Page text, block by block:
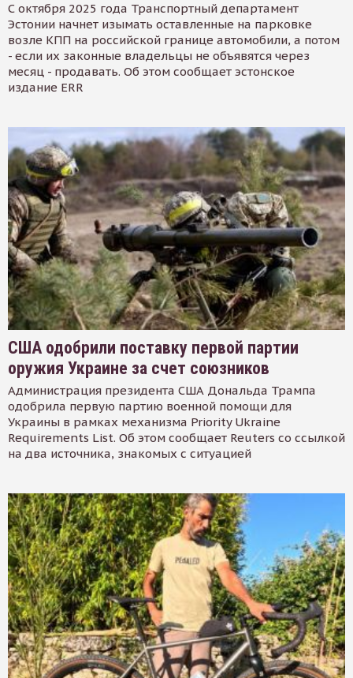
С октября 2025 года Транспортный департамент
Эстонии начнет изымать оставленные на парковке
возле КПП на российской границе автомобили, а потом
- если их законные владельцы не объявятся через
месяц - продавать. Об этом сообщает эстонское
издание ERR
США одобрили поставку первой партии
оружия Украине за счет союзников
Администрация президента США Дональда Трампа
одобрила первую партию военной помощи для
Украины в рамках механизма Priority Ukraine
Requirements List. Об этом сообщает Reuters со ссылкой
на два источника, знакомых с ситуацией